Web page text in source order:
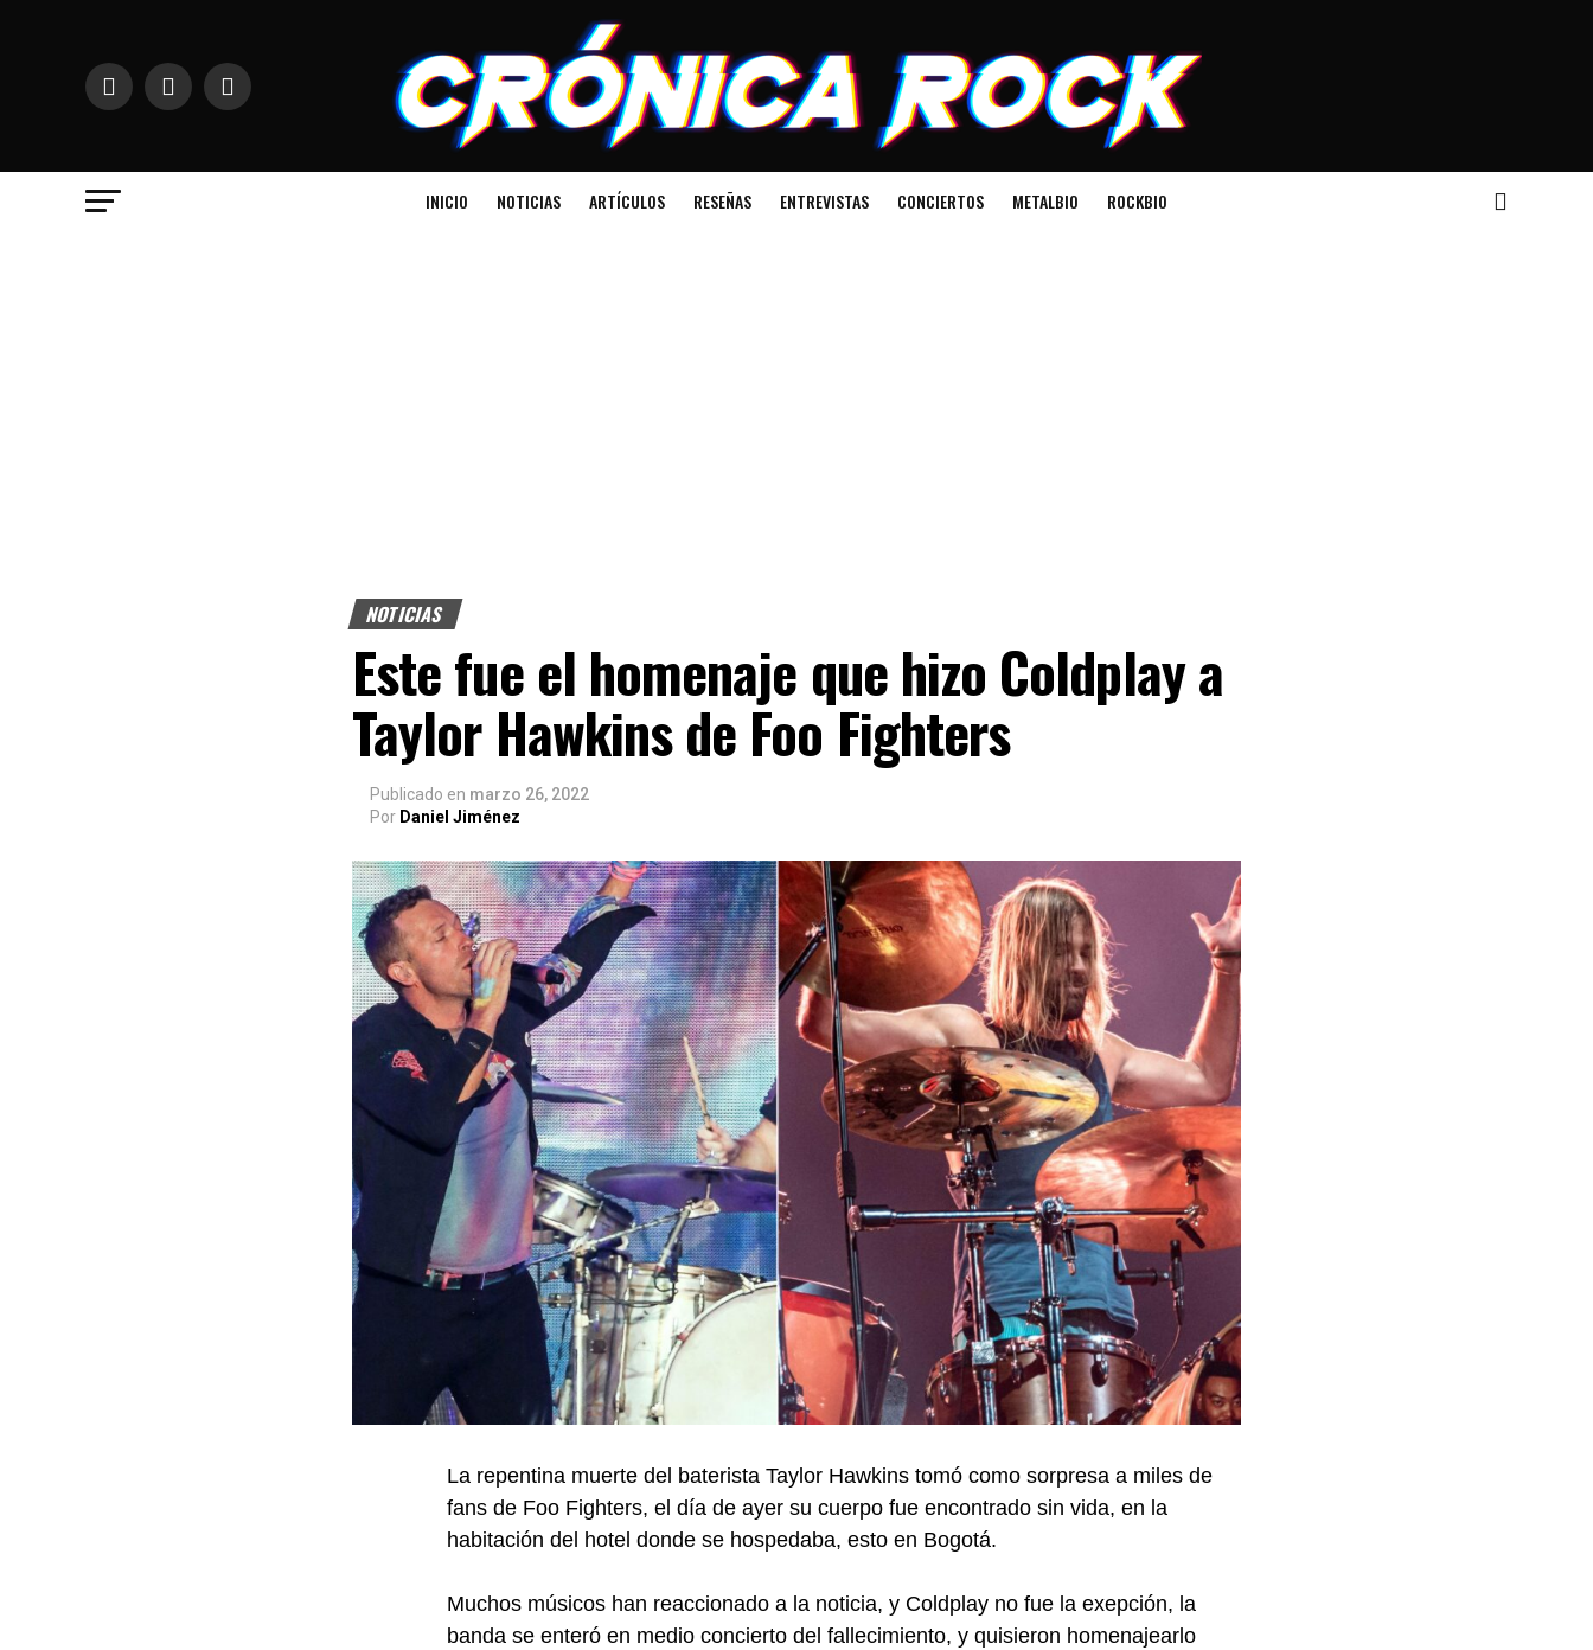
INICIO NOTICIAS ARTÍCULOS RESEÑAS ENTREVISTAS CONCIERTOS METALBIO ROCKBIO
NOTICIAS
Este fue el homenaje que hizo Coldplay a
Taylor Hawkins de Foo Fighters
Publicado en marzo 26, 2022
Por Daniel Jiménez
La repentina muerte del baterista Taylor Hawkins tomó como sorpresa a miles de
fans de Foo Fighters, el día de ayer su cuerpo fue encontrado sin vida, en la
habitación del hotel donde se hospedaba, esto en Bogotá.
Muchos músicos han reaccionado a la noticia, y Coldplay no fue la exepción, la
banda se enteró en medio concierto del fallecimiento, y quisieron homenajearlo